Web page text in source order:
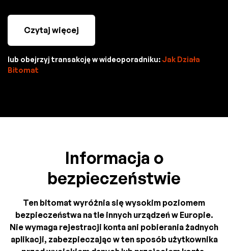
Czytaj więcej
lub obejrzyj transakcję w wideoporadniku: Jak Działa
Bitomat
Informacja o
bezpieczeństwie
Ten bitomat wyróżnia się wysokim poziomem
bezpieczeństwa na tle innych urządzeń w Europie.
Nie wymaga rejestracji konta ani pobierania żadnych
aplikacji, zabezpieczając w ten sposób użytkownika